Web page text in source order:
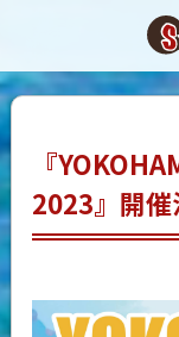
『
2023』開催